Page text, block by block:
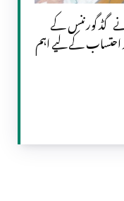
نے گڈ گورننس کے
احتساب کے لیے اہم